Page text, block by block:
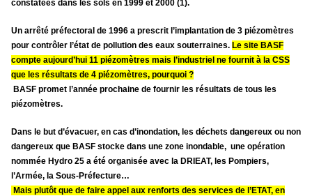
constatées dans les sols en 1999 et 2000 (1).
Un arrêté préfectoral de 1996 a prescrit l’implantation de 3 piézomètres
pour contrôler l’état de pollution des eaux souterraines. Le site BASF
compte aujourd’hui 11 piézomètres mais l’industriel ne fournit à la CSS
que les résultats de 4 piézomètres, pourquoi ?
BASF promet l’année prochaine de fournir les résultats de tous les
piézomètres.
Dans le but d’évacuer, en cas d’inondation, les déchets dangereux ou non
dangereux que BASF stocke dans une zone inondable, une opération
nommée Hydro 25 a été organisée avec la DRIEAT, les Pompiers,
l’Armée, la Sous-Préfecture…
Mais plutôt que de faire appel aux renforts des services de l’ETAT, en